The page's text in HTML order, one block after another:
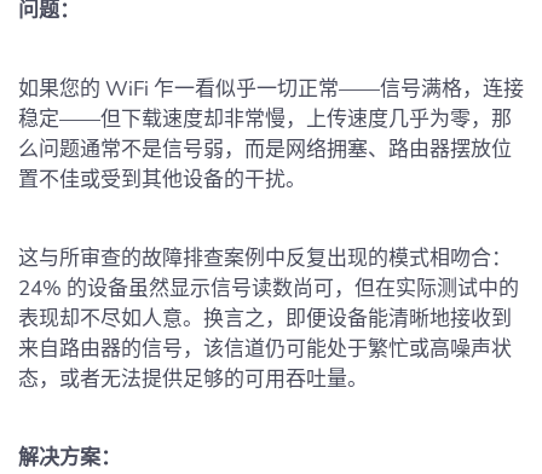
问题：
如果您的 WiFi 乍一看似乎一切正常——信号满格，连接
稳定——但下载速度却非常慢，上传速度几乎为零，那
么问题通常不是信号弱，而是网络拥塞、路由器摆放位
置不佳或受到其他设备的干扰。
这与所审查的故障排查案例中反复出现的模式相吻合：
24% 的设备虽然显示信号读数尚可，但在实际测试中的
表现却不尽如人意。换言之，即便设备能清晰地接收到
来自路由器的信号，该信道仍可能处于繁忙或高噪声状
态，或者无法提供足够的可用吞吐量。
解决方案：